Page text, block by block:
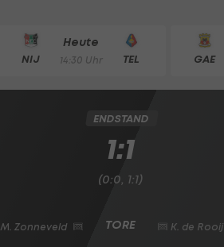
NIJ TEL
Heute
14:30 Uhr GAE
ENDSTAND
1:1
(0:0, 1:1)
M. Zonneveld K. de Rooij